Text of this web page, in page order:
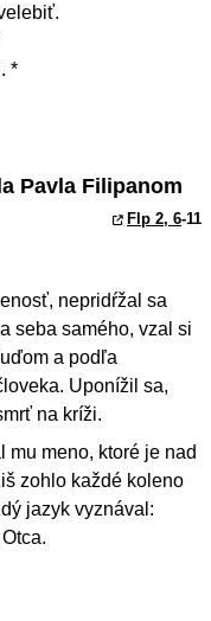
*
Pavla Filipanom
Flp 2, 6-11
nepridŕžal sa
seba samého, vzal si
a podľa
Uponížil sa,
na kríži.
mu meno, ktoré je nad
zohlo každé koleno
jazyk vyznával: